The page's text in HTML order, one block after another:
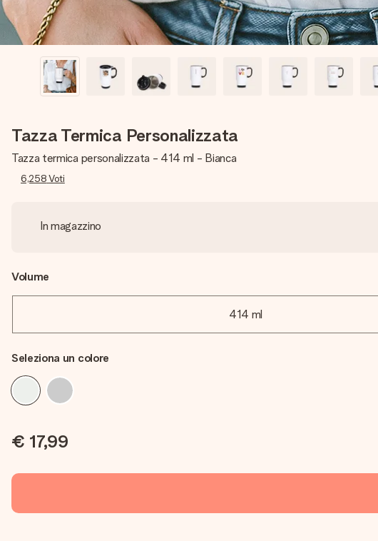
Tazza Termica Personalizzata
Tazza termica personalizzata - 414 ml - Bianca
6,258Voti
In magazzino
Volume
414 ml
Seleziona un colore
€ 17,99